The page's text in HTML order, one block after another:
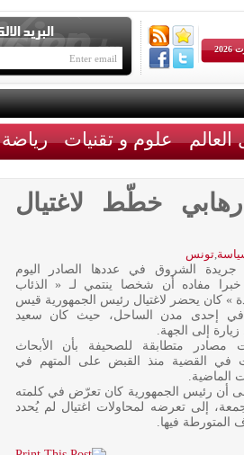
علوم و تقنيات رياضة
خطّط لاغتيال
,تونس
الشروق في عددها الصادر اليوم
خبرا مفاده أن شخصا ينتمي لـ « الذئاب
» كان يحضر لاغتيال رئيس الجمهورية قيس
إحدى مدن الساحل، حيث كان سعيد
إلى الجهة.
مصادر متطابقة للصحيفة بأن الأبحاث
في القضية منذ القبض على المتهم في
الماضية.
أن رئيس الجمهورية كان تعرّض في كلمته
إلى تعرضه لمحاولات اغتيال لم يُحدد
المتورطة فيها.